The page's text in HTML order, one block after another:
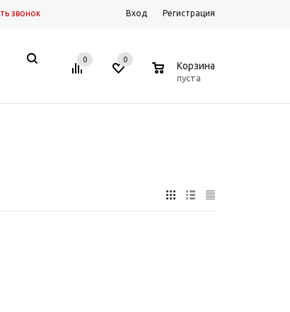
звонок Вход Регистрация
0 0
Корзина
пуста